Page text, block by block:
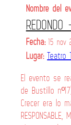
Nombre del
Fecha: 15 nov
Lugar: Teatro
El evento se
de Bustillo
Crecer era lo